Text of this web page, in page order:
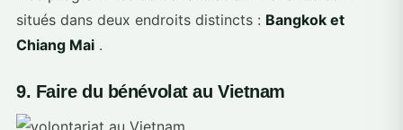
situés dans deux endroits distincts : Bangkok et
Chiang Mai .
9. Faire du bénévolat au Vietnam